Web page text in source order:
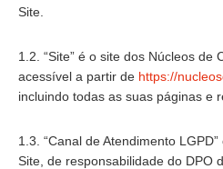
Site.
1.2. “Site” é o site dos Núcleos de
acessível a partir de https://
incluindo todas as suas páginas e
1.3. “Canal de Atendimento
Site, de responsabilidade do DPO